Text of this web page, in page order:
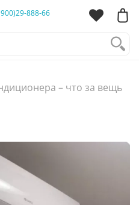
888-66
– что за вещь